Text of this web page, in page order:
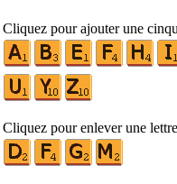
Cliquez pour ajouter une
Cliquez pour enlever une lettre